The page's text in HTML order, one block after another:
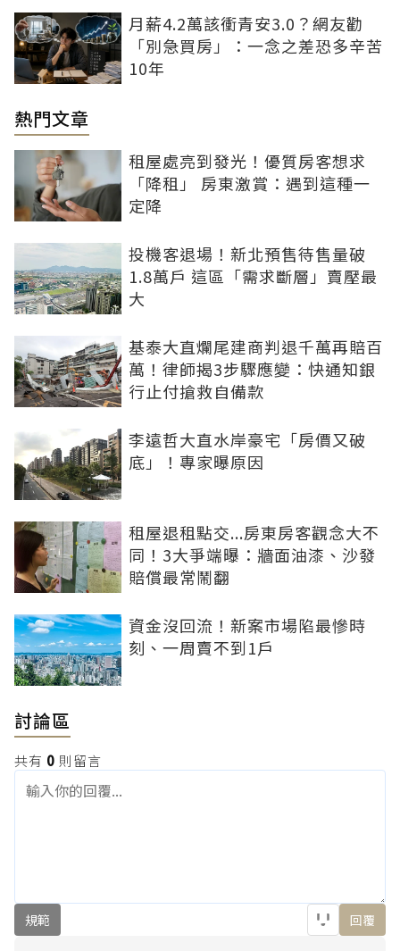
月薪4.2萬該衝青安3.0？網友勸
「別急買房」：一念之差恐多辛苦
10年
熱門文章
租屋處亮到發光！優質房客想求
「降租」 房東激賞：遇到這種一
定降
投機客退場！新北預售待售量破
1.8萬戶 這區「需求斷層」賣壓最
大
基泰大直爛尾建商判退千萬再賠百
萬！律師揭3步驟應變：快通知銀
行止付搶救自備款
李遠哲大直水岸豪宅「房價又破
底」！專家曝原因
租屋退租點交...房東房客觀念大不
同！3大爭端曝：牆面油漆、沙發
賠償最常鬧翻
資金沒回流！新案市場陷最慘時
刻、一周賣不到1戶
討論區
共有 0 則留言
規範 回覆